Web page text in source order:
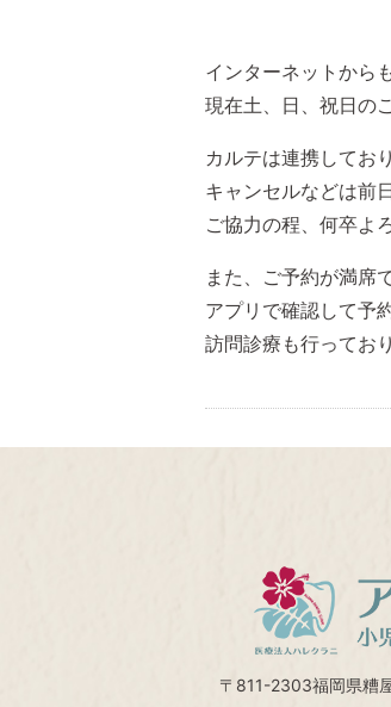
インターネットから
現在土、日、祝日の
カルテは連携してお
キャンセルなどは前
ご協力の程、何卒よ
また、ご予約が満席
アプリで確認して予
訪問診療も行ってお
〒811-2303福岡県糟